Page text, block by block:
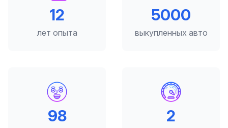
12
лет опыта
5000
выкупленных авто
98 2